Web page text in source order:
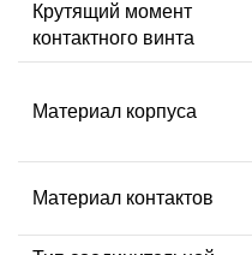
Крутящий момент
контактного винта
Материал корпуса
Материал контактов